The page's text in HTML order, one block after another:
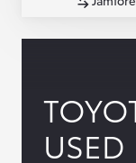
USED